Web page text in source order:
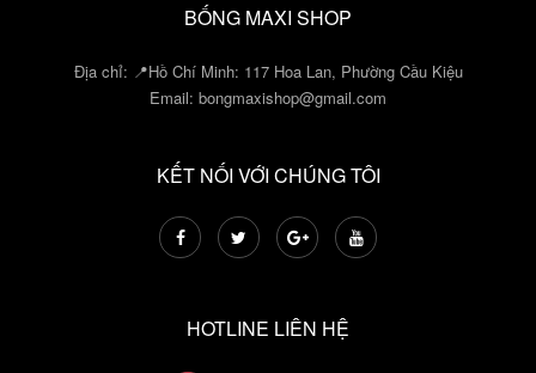
BỐNG MAXI SHOP
Địa chỉ: 📍Hồ Chí Minh: 117 Hoa Lan, Phường Cầu Kiệu
Email: bongmaxishop@gmail.com
KẾT NỐI VỚI CHÚNG TÔI
HOTLINE LIÊN HỆ